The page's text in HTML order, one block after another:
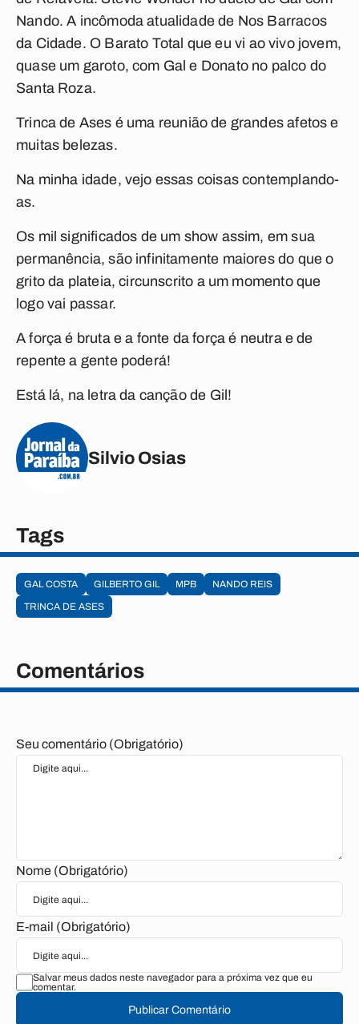
Nando. A incômoda atualidade de Nos Barracos
da Cidade. O Barato Total que eu vi ao vivo jovem,
quase um garoto, com Gal e Donato no palco do
Santa Roza.
Trinca de Ases é uma reunião de grandes afetos e
muitas belezas.
Na minha idade, vejo essas coisas contemplando-
as.
Os mil significados de um show assim, em sua
permanência, são infinitamente maiores do que o
grito da plateia, circunscrito a um momento que
logo vai passar.
A força é bruta e a fonte da força é neutra e de
repente a gente poderá!
Está lá, na letra da canção de Gil!
Silvio Osias
Tags
GAL COSTA GILBERTO GIL MPB
NANDO REIS
TRINCA DE ASES
Comentários
Seu comentário (Obrigatório)
Nome (Obrigatório)
E-mail (Obrigatório)
Salvar meus dados neste navegador para a próxima vez que eu
comentar.
Publicar Comentário